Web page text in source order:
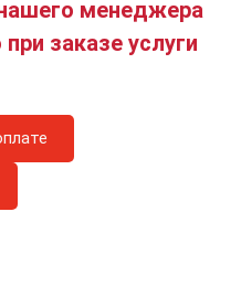
менеджера
заказе услуги